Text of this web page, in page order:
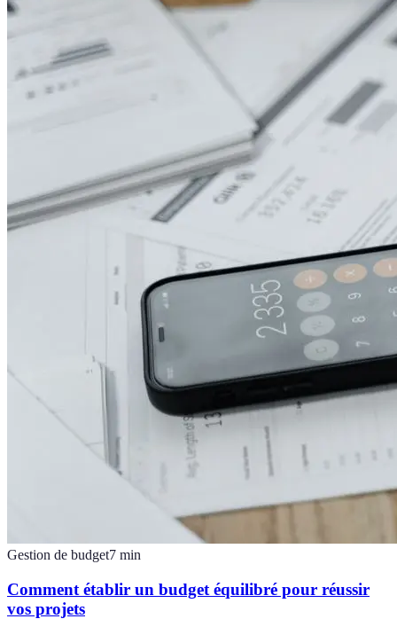
Gestion de budget7 min
Comment établir un budget équilibré pour réussir
vos projets